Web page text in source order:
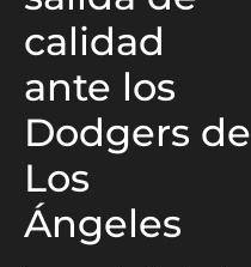
calidad
ante los
Dodgers de
Los
Ángeles